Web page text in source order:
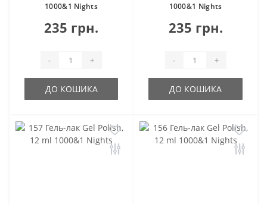
1000&1 Nights
235 грн.
- +
ДО КОШИКА
1000&1 Nights
235 грн.
- +
ДО КОШИКА